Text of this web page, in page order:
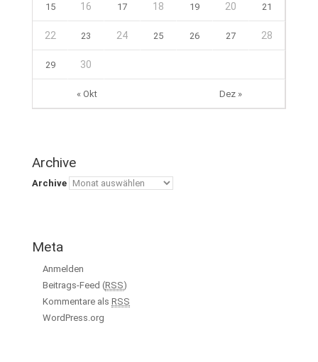
« Okt Dez »
15 16 17 18 19 20 21
22 23 24 25 26 27 28
29 30
Archive
Archive
Meta
Anmelden
Beitrags-Feed (RSS)
Kommentare als RSS
WordPress.org